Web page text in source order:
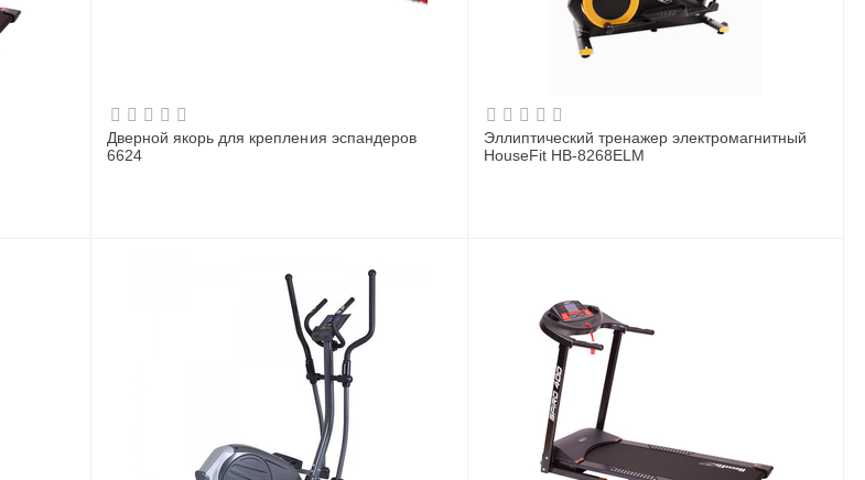
Дверной якорь для крепления эспандеров
6624
Эллиптический тренажер электромагнитный
HouseFit HB-8268ELM